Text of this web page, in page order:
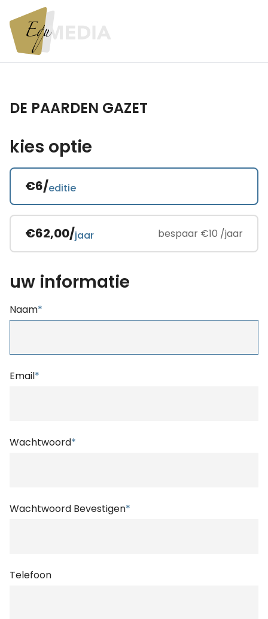
DE PAARDEN GAZET
kies optie
€6/editie
€62,00/jaar bespaar €10 /jaar
uw informatie
Naam*
Email*
Wachtwoord*
Wachtwoord Bevestigen*
Telefoon